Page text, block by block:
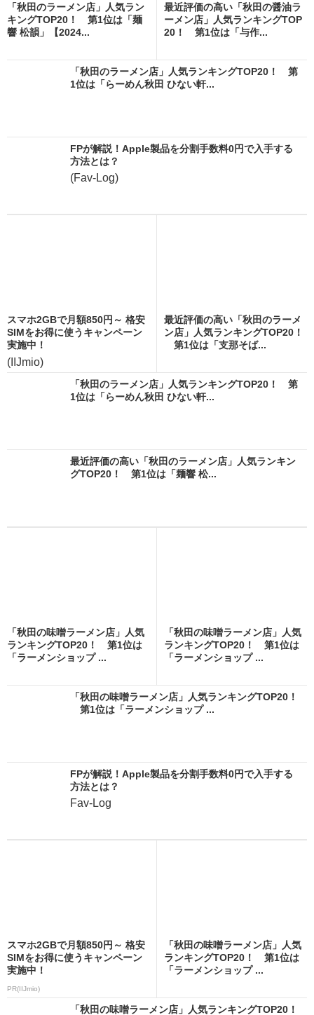
「秋田のラーメン店」人気ラン
キングTOP20！ 第1位は「麺
響 松韻」【2024...
最近評価の高い「秋田の醤油ラ
ーメン店」人気ランキングTOP
20！ 第1位は「与作...
「秋田のラーメン店」人気ランキングTOP20！ 第
1位は「らーめん秋田 ひない軒...
FPが解説！Apple製品を分割手数料0円で入手する
方法とは？
(Fav-Log)
スマホ2GBで月額850円～ 格安
SIMをお得に使うキャンペーン
実施中！
(IIJmio)
最近評価の高い「秋田のラーメ
ン店」人気ランキングTOP20！
第1位は「支那そば...
「秋田のラーメン店」人気ランキングTOP20！ 第
1位は「らーめん秋田 ひない軒...
最近評価の高い「秋田のラーメン店」人気ランキン
グTOP20！ 第1位は「麺響 松...
「秋田の味噌ラーメン店」人気
ランキングTOP20！ 第1位は
「ラーメンショップ ...
「秋田の味噌ラーメン店」人気
ランキングTOP20！ 第1位は
「ラーメンショップ ...
「秋田の味噌ラーメン店」人気ランキングTOP20！
第1位は「ラーメンショップ ...
FPが解説！Apple製品を分割手数料0円で入手する
方法とは？
Fav-Log
スマホ2GBで月額850円～ 格安
SIMをお得に使うキャンペーン
実施中！
PR(IIJmio)
「秋田の味噌ラーメン店」人気
ランキングTOP20！ 第1位は
「ラーメンショップ ...
「秋田の味噌ラーメン店」人気ランキングTOP20！